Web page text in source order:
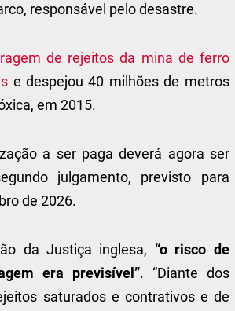
responsável pelo desastre.
de rejeitos da mina de ferro
e despejou 40 milhões de metros
em 2015.
a ser paga deverá agora ser
julgamento, previsto para
de 2026.
da Justiça inglesa, “o risco de
era previsível”. “Diante dos
saturados e contrativos e de